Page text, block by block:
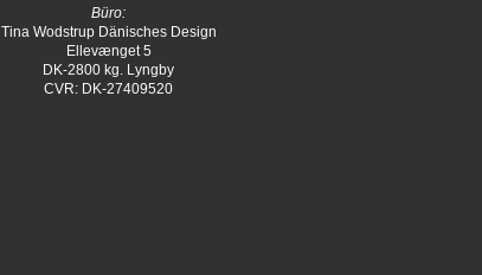
Büro:
Tina Wodstrup Dänisches Design
Ellevænget 5
DK-2800 kg. Lyngby
CVR: DK-27409520